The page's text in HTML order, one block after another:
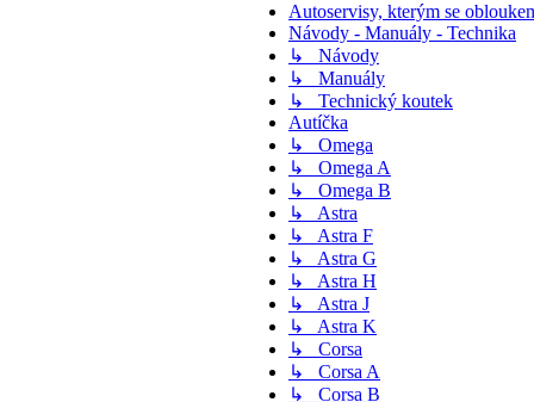
Autoservisy, kterým se
Návody - Manuály - Technika
↳ Návody
↳ Manuály
↳ Technický koutek
Autíčka
↳ Omega
↳ Omega A
↳ Omega B
↳ Astra
↳ Astra F
↳ Astra G
↳ Astra H
↳ Astra J
↳ Astra K
↳ Corsa
↳ Corsa A
↳ Corsa B